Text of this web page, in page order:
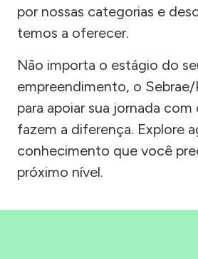
por nossas categorias e
temos a oferecer.
Não importa o estágio do
empreendimento, o Sebrae/
para apoiar sua jornada
fazem a diferença. Explore
conhecimento que você
próximo nível.